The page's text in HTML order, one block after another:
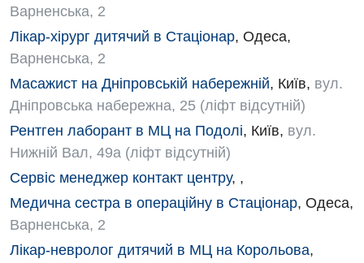
Дитяча кардіоревматологія
Дитяча неврологія
Дитяча ортопедія і травматологія
Дитяча оториноларингологія
Дитяча офтальмологія
Дитяча урологія
Дитяча хірургія
Педіатрія
Варненська, 2
Лікар-хірург дитячий в Стаціонар, Одеса,
Варненська, 2
Масажист на Дніпровській набережній, Київ, вул.
Дніпровська набережна, 25 (ліфт відсутній)
Рентген лаборант в МЦ на Подолі, Київ, вул.
Нижній Вал, 49а (ліфт відсутній)
Сервіс менеджер контакт центру, ,
Медична сестра в операційну в Стаціонар, Одеса,
Варненська, 2
Лікар-невролог дитячий в МЦ на Корольова,